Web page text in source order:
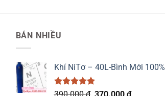
BÁN NHIỀU
Khí NiTơ – 40L-Bình Mới 100%
Được xếp
390.000₫ Giá
370.000₫Giá